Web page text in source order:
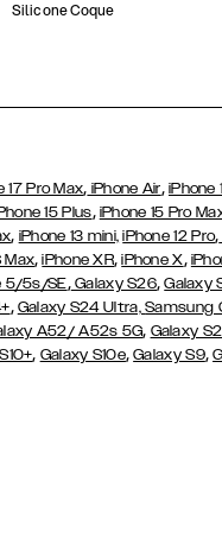
Silicone Coque
17 Pro Max, iPhone Air, iPhone
15 Plus, iPhone 15 Pro
, iPhone 13 mini, iPhone 12 Pro,
Max,iPhone XR,iPhone X,
5/5s/SE,Galaxy S26,Galaxy
, Galaxy S24 Ultra,Samsung
A52/ A52s 5G, Galaxy
, Galaxy S10e,Galaxy S9,